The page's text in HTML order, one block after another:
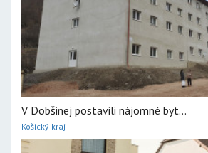
V Dobšinej postavili nájomné byt...
Košický kraj